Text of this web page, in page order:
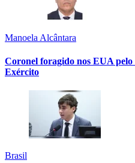
Manoela Alcântara
Coronel foragido nos EUA
Exército
Brasil